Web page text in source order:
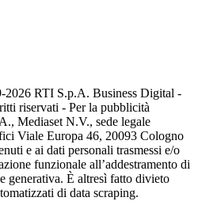
2026 RTI S.p.A. Business Digital -
riservati - Per la pubblicità
Mediaset N.V., sede legale
Viale Europa 46, 20093 Cologno
e ai dati personali trasmessi e/o
funzionale all’addestramento di
generativa. È altresì fatto divieto
di data scraping.